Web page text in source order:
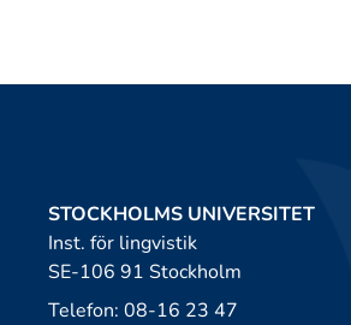
STOCKHOLMS UNIVERSITET
Inst. för lingvistik
SE-106 91 Stockholm
Telefon: 08-16 23 47